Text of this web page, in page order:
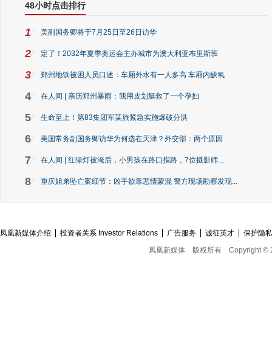
48小时点击排行
1 美副国务卿将于7月25日至26日访华
2 定了！2032年夏季奥运会主办城市为澳大利亚布里斯班
3 郑州地铁被困人员口述：车厢外水有一人多高 车厢内缺氧
4 在人间 | 亲历郑州暴雨：我用皮划艇救了一个孕妇
5 生命至上！第83集团军某旅紧急实施爆破分洪
6 美国常务副国务卿访华为何选在天津？外交部：两个原因
7 在人间 | 红绿灯被淹后，小男孩在路口指路，7位摄影师...
8 重庆姐弟坠亡案细节：凶手欲靠悲情蒙混 警方现场勘察发现...
凤凰新媒体介绍 投资者关系 Investor Relations 广告服务 诚征英才
保护隐
凤凰新媒体
版权所有 Copyright ©